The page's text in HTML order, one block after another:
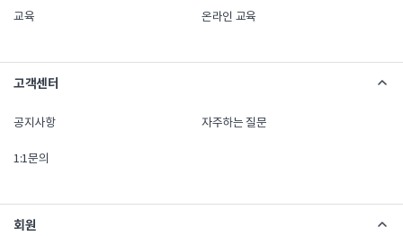
교육 온라인 교육
고객센터
공지사항 자주하는 질문
1:1문의
회원